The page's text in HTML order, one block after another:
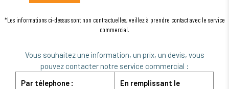
*Les informations ci-dessus sont non contractuelles, veillez à prendre contact avec le service
commercial.
Vous souhaitez une information, un prix, un devis, vous
pouvez contacter notre service commercial :
Par télephone :
En remplissant le